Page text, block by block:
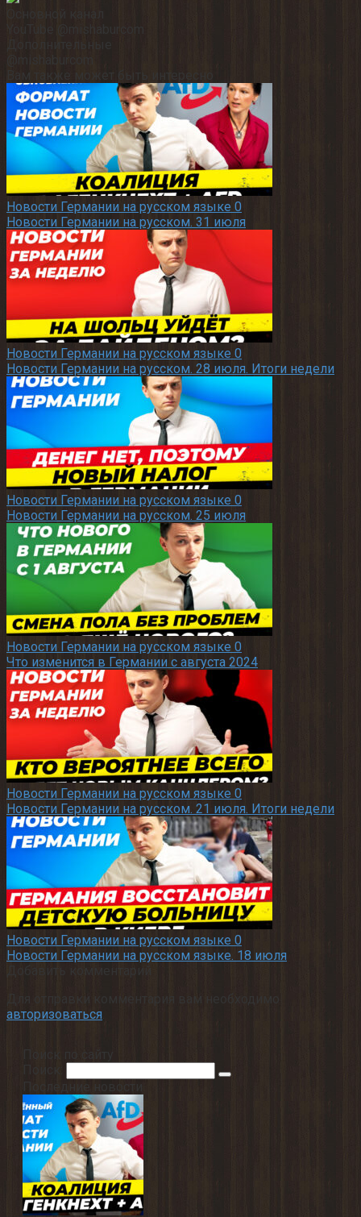
Основной канал
YouTube @mishaburcom
Вам также может быть интересно
Новости Германии на русском языке 0
Новости Германии на русском. 31 июля
Новости Германии на русском языке 0
Новости Германии на русском. 28 июля. Итоги недели
Новости Германии на русском языке 0
Новости Германии на русском. 25 июля
Новости Германии на русском языке 0
Что изменится в Германии с августа 2024
Новости Германии на русском языке 0
Новости Германии на русском. 21 июля. Итоги недели
Новости Германии на русском языке 0
Новости Германии на русском языке. 18 июля
Для отправки комментария вам необходимо
авторизоваться
Поиск по сайту
Последние новости